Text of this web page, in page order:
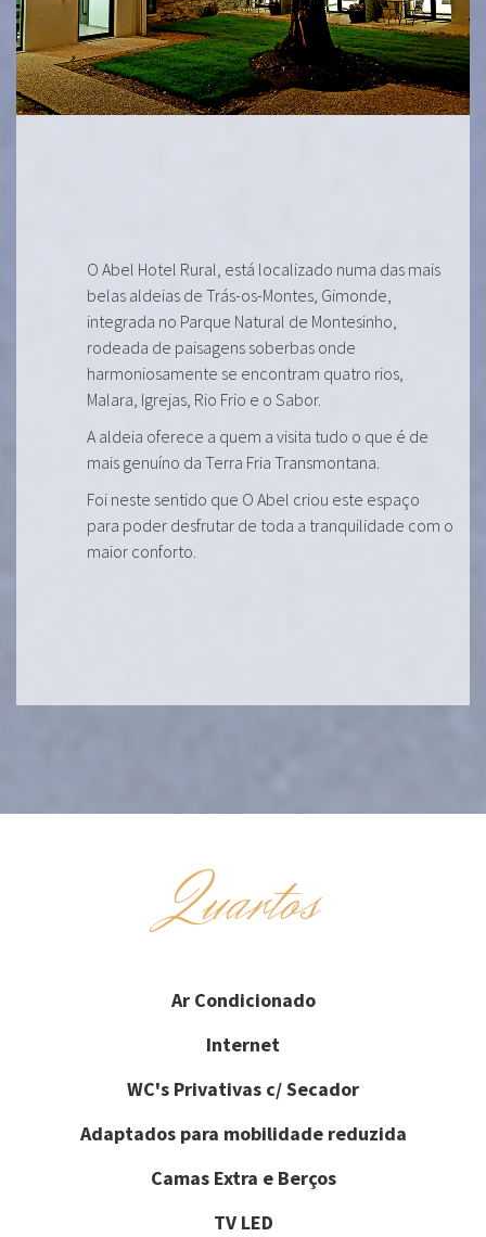
O Abel Hotel Rural, está localizado numa das mais
belas aldeias de Trás-os-Montes, Gimonde,
integrada no Parque Natural de Montesinho,
rodeada de paisagens soberbas onde
harmoniosamente se encontram quatro rios,
Malara, Igrejas, Rio Frio e o Sabor.
A aldeia oferece a quem a visita tudo o que é de
mais genuíno da Terra Fria Transmontana.
Foi neste sentido que O Abel criou este espaço
para poder desfrutar de toda a tranquilidade com o
maior conforto.
Quartos
Ar Condicionado
Internet
WC's Privativas c/ Secador
Adaptados para mobilidade reduzida
Camas Extra e Berços
TV LED